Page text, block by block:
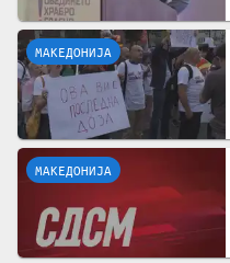
МАКЕДОНИЈА
МАКЕДОНИЈА